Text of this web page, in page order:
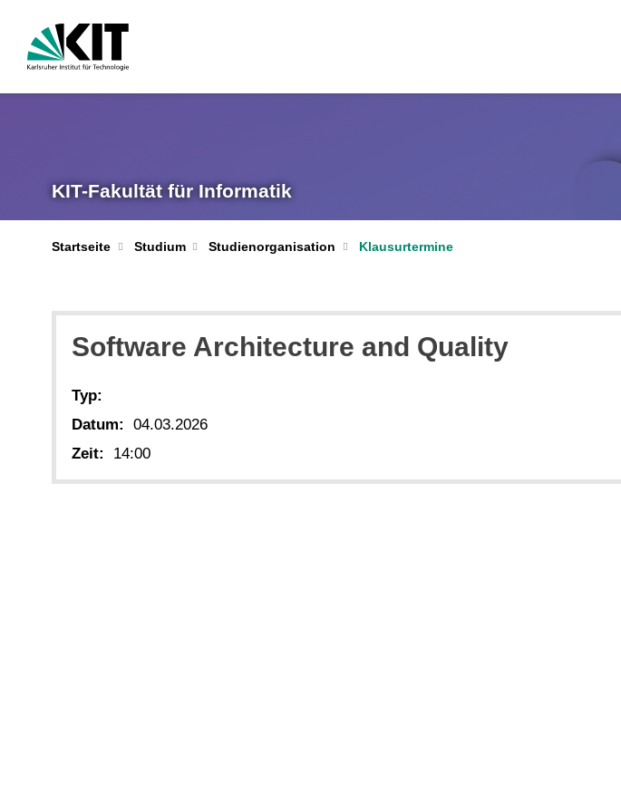
KIT-Fakultät für Informatik
Startseite Studium Studienorganisation Klausurtermine
Software Architecture and Quality
Typ:
Datum:
04.03.2026
Zeit:
14:00